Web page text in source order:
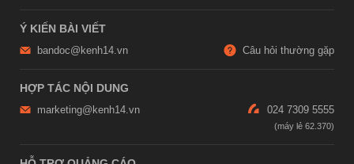
Ý KIẾN BÀI VIẾT
bandoc@kenh14.vn Câu hỏi thường gặp
HỢP TÁC NỘI DUNG
marketing@kenh14.vn 024 7309 5555